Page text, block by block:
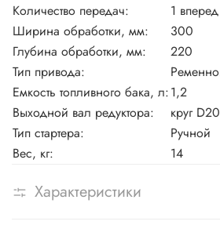
Количество передач:
1 вперед
Ширина обработки, мм:
300
Глубина обработки, мм:
220
Тип привода:
Емкость топливного бака, л:1,2
Выходной вал редуктора:
круг D20
Тип стартера:
Ручной
Вес, кг:
14
Характеристики